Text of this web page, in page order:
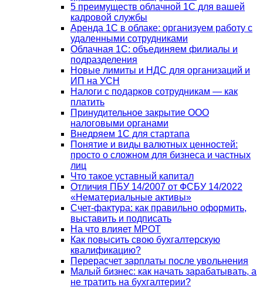
5 преимуществ облачной 1С для вашей
кадровой службы
Аренда 1С в облаке: организуем работу с
удаленными сотрудниками
Облачная 1С: объединяем филиалы и
подразделения
Новые лимиты и НДС для организаций и
ИП на УСН
Налоги с подарков сотрудникам — как
платить
Принудительное закрытие ООО
налоговыми органами
Внедряем 1С для стартапа
Понятие и виды валютных ценностей:
просто о сложном для бизнеса и частных
лиц
Что такое уставный капитал
Отличия ПБУ 14/2007 от ФСБУ 14/2022
«Нематериальные активы»
Счет-фактура: как правильно оформить,
выставить и подписать
На что влияет МРОТ
Как повысить свою бухгалтерскую
квалификацию?
Перерасчет зарплаты после увольнения
Малый бизнес: как начать зарабатывать, а
не тратить на бухгалтерии?